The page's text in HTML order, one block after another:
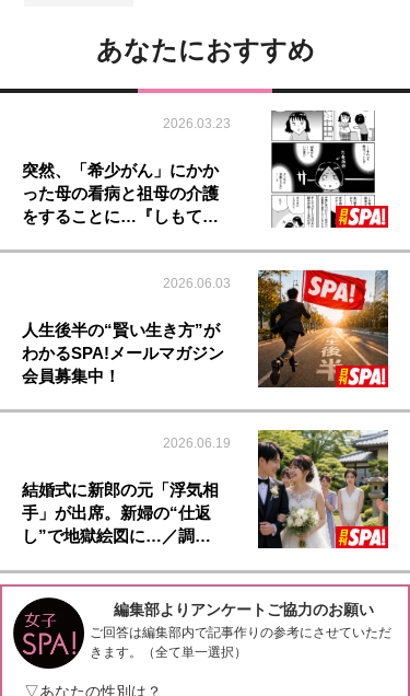
あなたにおすすめ
2026.03.23
突然、「希少がん」にかか
った母の看病と祖母の介護
をすることに…『しもて…
2026.06.03
人生後半の“賢い生き方”が
わかるSPA!メールマガジン
会員募集中！
2026.06.19
結婚式に新郎の元「浮気相
手」が出席。新婦の“仕返
し”で地獄絵図に…／調…